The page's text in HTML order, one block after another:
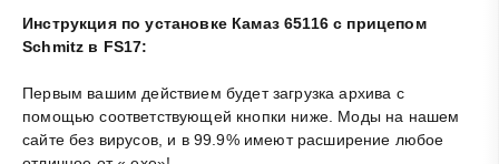
Инструкция по установке Камаз 65116 с прицепом
Schmitz в FS17:
Первым вашим действием будет загрузка архива с
помощью соответствующей кнопки ниже. Моды на нашем
сайте без вирусов, и в 99.9% имеют расширение любое